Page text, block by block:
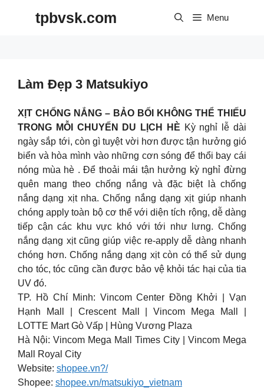
tpbvsk.com Menu
Làm Đẹp 3 Matsukiyo
XỊT CHỐNG NẮNG – BẢO BỐI KHÔNG THỂ THIẾU
TRONG MỖI CHUYẾN DU LỊCH HÈ Kỳ nghỉ lễ dài
ngày sắp tới, còn gì tuyệt vời hơn được tận hưởng gió
biển và hòa mình vào những cơn sóng để thổi bay cái
nóng mùa hè .Để thoải mái tận hưởng kỳ nghỉ đừng
quên mang theo chống nắng và đặc biệt là chống
nắng dạng xịt nha.Chống nắng dạng xịt giúp nhanh
chóng apply toàn bộ cơ thể với diện tích rộng, dễ dàng
tiếp cận các khu vực khó với tới như lưng. Chống
nắng dạng xịt cũng giúp việc re-apply dễ dàng nhanh
chóng hơn. Chống nắng dạng xịt còn có thể sử dụng
cho tóc, tóc cũng cần được bảo vệ khỏi tác hại của tia
UV đó.
TP. Hồ Chí Minh: Vincom Center Đồng Khởi | Vạn
Hạnh Mall | Crescent Mall | Vincom Mega Mall |
LOTTE Mart Gò Vấp | Hùng Vương Plaza
Hà Nội: Vincom Mega Mall Times City | Vincom Mega
Mall Royal City
Website: shopee.vn?/
Shopee: shopee.vn/matsukiyo_vietnam